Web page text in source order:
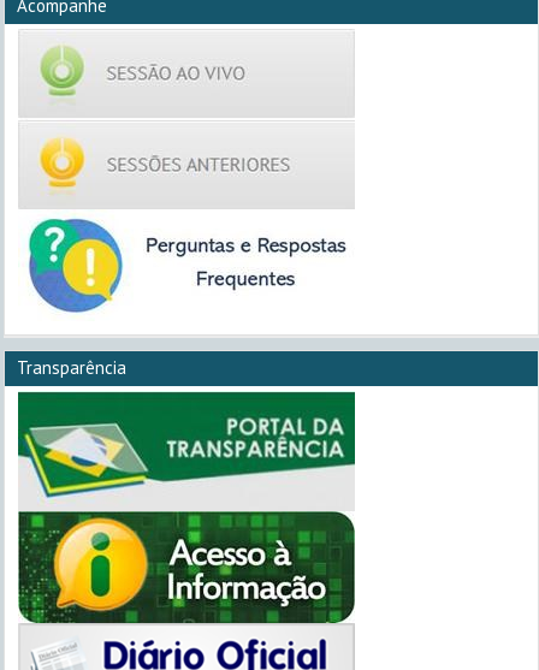
Acompanhe
Transparência